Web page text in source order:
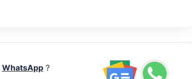
WhatsApp?